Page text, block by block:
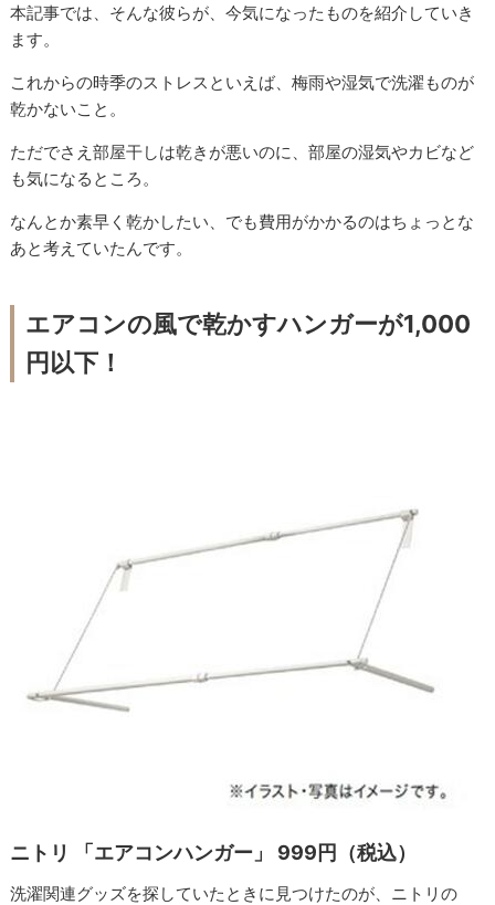
本記事では、そんな彼らが、今気になったものを紹介していき
ます。
これからの時季のストレスといえば、梅雨や湿気で洗濯ものが
乾かないこと。
ただでさえ部屋干しは乾きが悪いのに、部屋の湿気やカビなど
も気になるところ。
なんとか素早く乾かしたい、でも費用がかかるのはちょっとな
あと考えていたんです。
エアコンの風で乾かすハンガーが1,000
円以下！
ニトリ 「エアコンハンガー」 999円（税込）
洗濯関連グッズを探していたときに見つけたのが、ニトリの